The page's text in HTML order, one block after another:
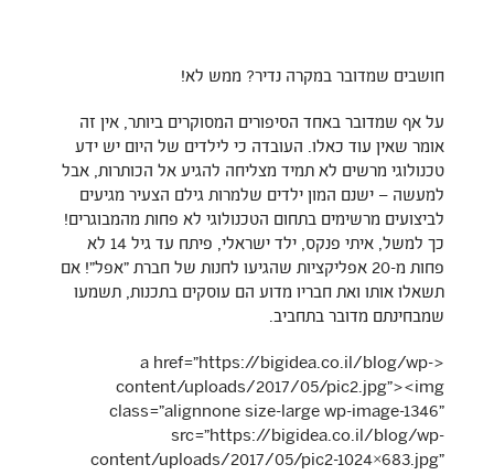
חושבים שמדובר במקרה נדיר? ממש לא!
על אף שמדובר באחד הסיפורים המסוקרים ביותר, אין זה
אומר שאין עוד כאלו. העובדה כי לילדים של היום יש ידע
טכנולוגי מרשים לא תמיד מצליחה להגיע אל הכותרות, אבל
למעשה – ישנם המון ילדים שלמרות גילם הצעיר מגיעים
לביצועים מרשימים בתחום הטכנולוגי לא פחות מהמבוגרים!
כך למשל, איתי פנקס, ילד ישראלי, פיתח עד גיל 14 לא
פחות מ-20 אפליקציות שהגיעו לחנות של חברת ״אפל״! אם
תשאלו אותו ואת חבריו מדוע הם עוסקים בתכנות, תשמעו
שמבחינתם מדובר בתחביב.
<a href="https://bigidea.co.il/blog/wp-
content/uploads/2017/05/pic2.jpg"><img
class="alignnone size-large wp-image-1346"
src="https://bigidea.co.il/blog/wp-
content/uploads/2017/05/pic2-1024×683.jpg"